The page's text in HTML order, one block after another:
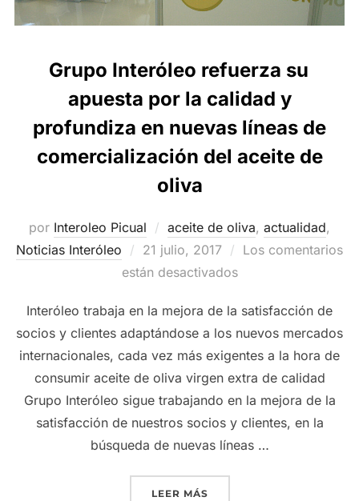
Grupo Interóleo refuerza su
apuesta por la calidad y
profundiza en nuevas líneas de
comercialización del aceite de
oliva
por Interoleo Picual aceite de oliva, actualidad,
Noticias Interóleo
Publicado
el
21 julio, 2017
Los comentarios
están desactivados
Interóleo trabaja en la mejora de la satisfacción de
socios y clientes adaptándose a los nuevos mercados
internacionales, cada vez más exigentes a la hora de
consumir aceite de oliva virgen extra de calidad
Grupo Interóleo sigue trabajando en la mejora de la
satisfacción de nuestros socios y clientes, en la
búsqueda de nuevas líneas …
LEER MÁS«GRUPO INTERÓLEO